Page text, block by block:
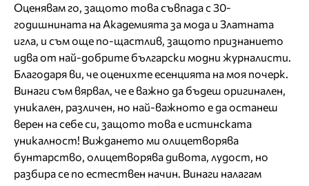
Оценявам го, защото това съвпада с 30-
годишнината на Академията за мода и Златната
игла, и съм още по-щастлив, защото признанието
идва от най-добрите български модни журналисти.
Благодаря ви, че оценихте есенцията на моя почерк.
Винаги съм вярвал, че е важно да бъдеш оригинален,
уникален, различен, но най-важното е да останеш
верен на себе си, защото това е истинската
уникалност! Виждането ми олицетворява
бунтарство, олицетворява дивота, лудост, но
разбира се по естествен начин. Винаги налагам